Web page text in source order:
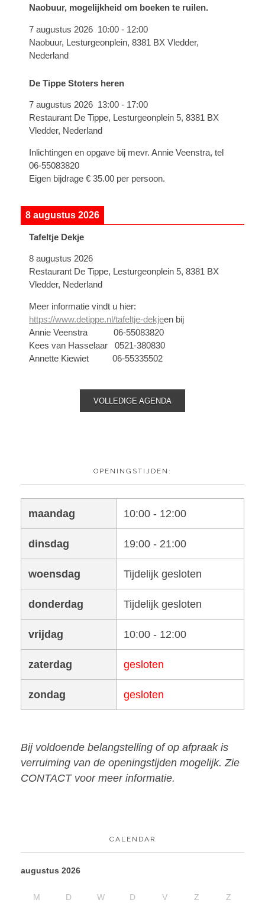
Naobuur, mogelijkheid om boeken te ruilen.
7 augustus 2026 10:00 - 12:00
Naobuur, Lesturgeonplein, 8381 BX Vledder,
Nederland
De Tippe Stoters heren
7 augustus 2026 13:00 - 17:00
Restaurant De Tippe, Lesturgeonplein 5, 8381 BX
Vledder, Nederland
Inlichtingen en opgave bij mevr. Annie Veenstra, tel
06-55083820
Eigen bijdrage € 35.00 per persoon.
8 augustus 2026
Tafeltje Dekje
8 augustus 2026
Restaurant De Tippe, Lesturgeonplein 5, 8381 BX
Vledder, Nederland
Meer informatie vindt u hier:
https://www.detippe.nl/tafeltje-dekjeen bij
Annie Veenstra 06-55083820
Kees van Hasselaar 0521-380830
Annette Kiewiet 06-55335502
VOLLEDIGE AGENDA
OPENINGSTIJDEN:
maandag 10:00 - 12:00
dinsdag 19:00 - 21:00
woensdag Tijdelijk gesloten
donderdag Tijdelijk gesloten
vrijdag 10:00 - 12:00
zaterdag gesloten
zondag gesloten
Bij voldoende belangstelling of op afpraak is
verruiming van de openingstijden mogelijk. Zie
CONTACT voor meer informatie.
CALENDAR
augustus 2026
M D W D V Z Z